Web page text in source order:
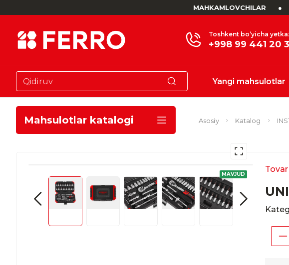
MAHKAMLOVCHILAR ●
Toshkent bo‘yicha
+998 99 441 20
Yangi mahsulotlar
Mahsulotlar katalogi Asosiy Katalog
MAVJUD